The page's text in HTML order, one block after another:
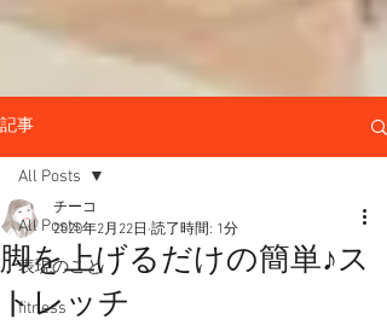
記事
All Posts
表現のこと
fitness
All Posts
脚を上げるだけの簡単♪ス
トレッチ
チーコ
2020年2月22日 読了時間: 1分